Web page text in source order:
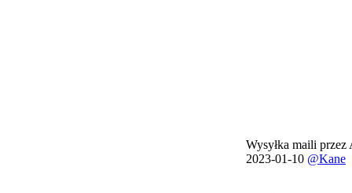
Wysyłka maili
2023-01-10 @Kane